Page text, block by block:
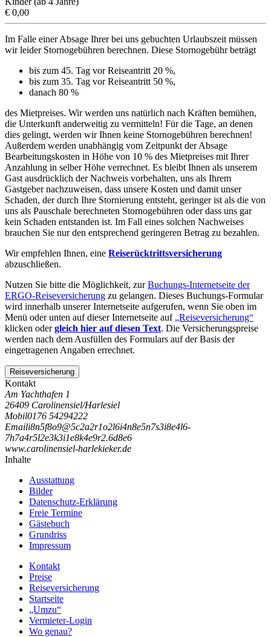
€ 0,00
Im Falle einer Absage Ihrer bei uns gebuchten Urlaubszeit müssen
wir leider Stornogebühren berechnen. Diese Stornogebühr beträgt
bis zum 45. Tag vor Reiseantritt 20 %,
bis zum 35. Tag vor Reiseantritt 50 %,
danach 80 %
des Mietpreises. Wir werden uns natürlich nach Kräften bemühen,
die Unterkunft anderweitig zu vermitteln! Für die Tage, an denen
dies gelingt, werden wir Ihnen keine Stornogebühren berechnen!
Außerdem werden unabhängig vom Zeitpunkt der Absage
Bearbeitungskosten in Höhe von 10 % des Mietpreises mit Ihrer
Anzahlung in selber Höhe verrechnet. Es bleibt Ihnen als unserem
Gast ausdrücklich der Nachweis vorbehalten, uns als Ihrem
Gastgeber nachzuweisen, dass unsere Kosten und damit unser
Schaden, der durch Ihre Stornierung entsteht, geringer ist als die von
uns als Pauschale berechneten Stornogebühren oder dass uns gar
kein Schaden entstanden ist. Im Fall eines solchen Nachweises
brauchen Sie nur den entsprechend geringeren Betrag zu bezahlen.
Wir empfehlen Ihnen, eine Reiserücktrittsversicherung
abzuschließen.
Nutzen Sie bitte die Möglichkeit, zurBuchungs-Internetseite der
ERGO-Reiseversicherung zu gelangen. Dieses Buchungs-Formular
wird innerhalb unserer Internetseite aufgerufen, wenn Sie oben im
Menü oder unten auf dieser Internetseite auf „Reiseversicherung“
klicken odergleich hier auf diesen Text. Die Versicherungspreise
werden nach dem Ausfüllen des Formulars auf der Basis der
eingetragenen Angaben errechnet.
Reiseversicherung
Kontakt
Am Yachthafen 1
26409 Carolinensiel/Harlesiel
Mobil0176 54294222
Emaili8n5f8o9@5c2a2r1o2l6i4n8e5n7s3i8e4l6-
7h7a4r5l2e3k3i1e8k4e9r2.6d8e6
www.carolinensiel-harlekieker.de
Inhalte
Ausstattung
Bilder
Datenschutz-Erklärung
Freie Termine
Gästebuch
Grundriss
Impressum
Kontakt
Preise
Reiseversicherung
Startseite
„Umzu“
Vermieter-Login
Wo genau?